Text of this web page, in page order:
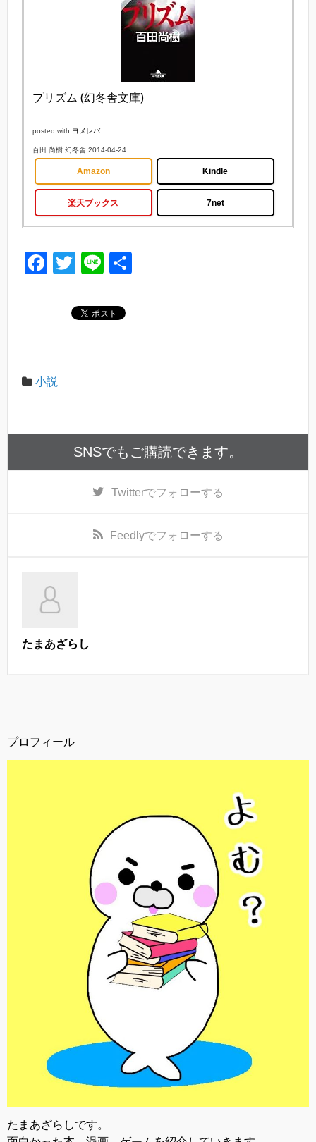
プリズム (幻冬舎文庫)
posted with ヨメレバ
百田 尚樹 幻冬舎 2014-04-24
Amazon Kindle
楽天ブックス 7net
F
o
k
T
tt
Li
e
小説
SNSでもご購読できます。
Twitterでフォローする
Feedlyでフォローする
たまあざらし
プロフィール
たまあざらしです。